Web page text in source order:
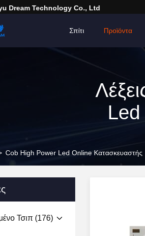
Dream Technology Co., Ltd
Σπίτι Προϊόντα
Led
Cob High Power Led Online Κατασκευαστής
Τσιπ (176)